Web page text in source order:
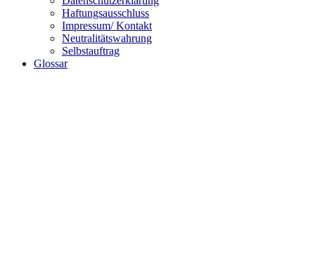
Haftungsausschluss
Impressum/ Kontakt
Neutralitätswahrung
Selbstauftrag
Glossar